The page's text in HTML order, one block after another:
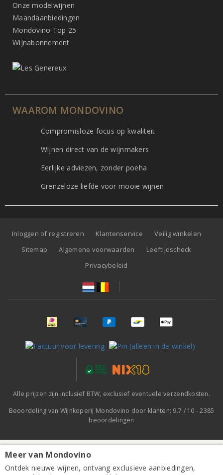
Badsberg Breedekloof Hanepoot Jerepigo 2024
Onze modelwijnen
Maandaanbiedingen
Mondovino Top 25
Wijnabonnement
WAAROM MONDOVINO
Compromisloze focus op kwaliteit
Wijnen direct van de wijnmakers
Eerlijke adviezen, zonder poeha
Grenzeloze liefde voor mooie wijnen
Inloggen of registreren Klantenservice
Veilig winkelen
Sitemap
Algemene voorwaarden
Leeftijdscheck
Privacybeleid
Alle prijzen zijn inclusief BTW, exclusief eventuele verzendkosten.
Beoordeling van Wijnkoperij Mondovino door klanten: 9.7 / 10 -2385
beoordelingen
Meer van Mondovino
Ontdek nieuwe wijnen, ontvang exclusieve aanbiedingen,